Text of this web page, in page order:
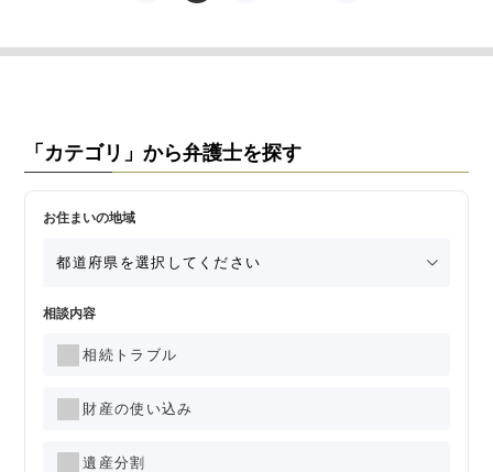
「カテゴリ」から弁護士を探す
お住まいの地域
相談内容
相続トラブル
財産の使い込み
遺産分割